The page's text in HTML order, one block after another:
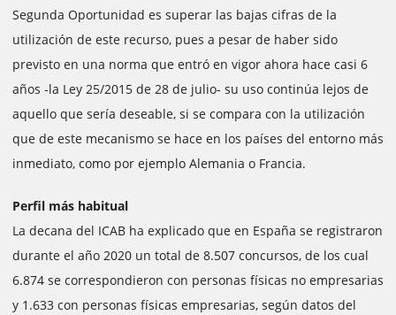
Segunda Oportunidad es superar las bajas cifras de la
utilización de este recurso, pues a pesar de haber sido
previsto en una norma que entró en vigor ahora hace casi 6
años -la Ley 25/2015 de 28 de julio- su uso continúa lejos de
aquello que sería deseable, si se compara con la utilización
que de este mecanismo se hace en los países del entorno más
inmediato, como por ejemplo Alemania o Francia.
Perfil más habitual
La decana del ICAB ha explicado que en España se registraron
durante el año 2020 un total de 8.507 concursos, de los cual
6.874 se correspondieron con personas físicas no empresarias
y 1.633 con personas físicas empresarias, según datos del